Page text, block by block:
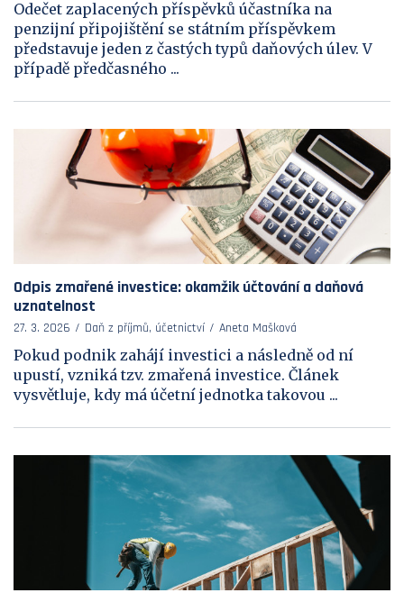
Odečet zaplacených příspěvků účastníka na
penzijní připojištění se státním příspěvkem
představuje jeden z častých typů daňových úlev. V
případě předčasného ...
Odpis zmařené investice: okamžik účtování a daňová
uznatelnost
27. 3. 2026 Daň z příjmů, účetnictví Aneta Mašková
Pokud podnik zahájí investici a následně od ní
upustí, vzniká tzv. zmařená investice. Článek
vysvětluje, kdy má účetní jednotka takovou ...